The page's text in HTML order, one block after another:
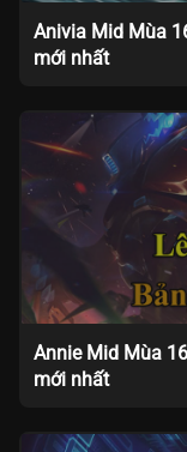
Anivia Mid Mùa
mới nhất
Annie Mid Mùa
mới nhất